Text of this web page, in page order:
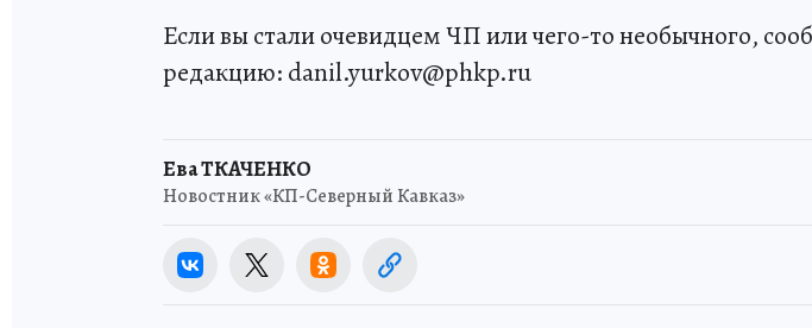
Если вы стали очевидцем ЧП или чего-то необычного,
редакцию: danil.yurkov@phkp.ru
Ева ТКАЧЕНКО
Новостник «КП-Северный Кавказ»